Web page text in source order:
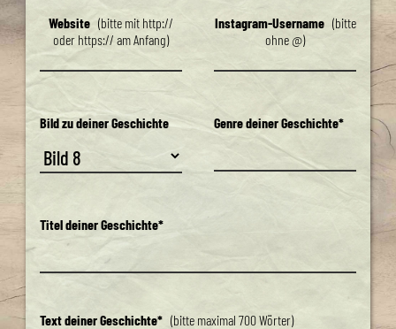
Website(bitte mit http://
oder https:// am Anfang)
Instagram-Username(bitte
ohne @)
Bild zu deiner Geschichte Genre deiner Geschichte*
Titel deiner Geschichte*
Text deiner Geschichte*(bitte maximal 700 Wörter)